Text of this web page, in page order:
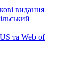
видання
та Web of